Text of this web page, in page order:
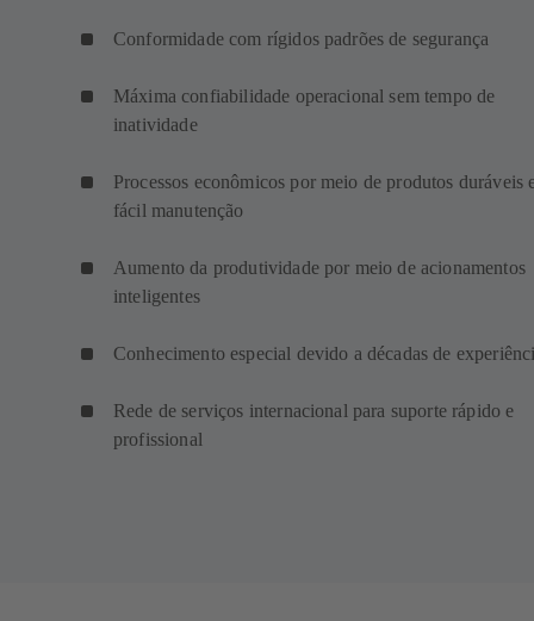
Conformidade com rígidos padrões de segurança
Máxima confiabilidade operacional sem tempo de
inatividade
Processos econômicos por meio de produtos duráveis
fácil manutenção
Aumento da produtividade por meio de acionamentos
inteligentes
Conhecimento especial devido a décadas de
Rede de serviços internacional para suporte rápido e
profissional